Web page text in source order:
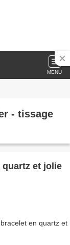
MENU
- tissage
quartz et jolie